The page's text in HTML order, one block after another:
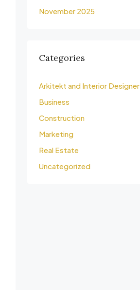
November 2025
Categories
Arkitekt and Interior Designer
Business
Construction
Marketing
Real Estate
Uncategorized